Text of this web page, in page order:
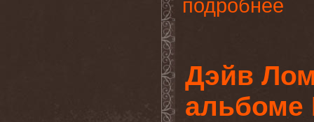
подробнее
Дэйв
альбоме